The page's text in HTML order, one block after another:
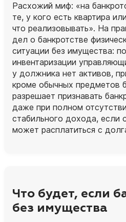
Расхожий миф: «на
те, у кого есть квартира
что реализовывать». На
дел о банкротстве
ситуации без имущества:
инвентаризации
у должника нет активов,
кроме обычных предметов
разрешает признавать
даже при полном
стабильного дохода, если
может расплатиться с
Что будет, если
без имущества